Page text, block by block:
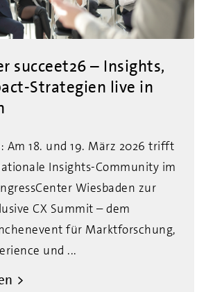
succeet26 – Insights,
Strategien live in
Am 18. und 19. März 2026 trifft
Insights-Community im
Wiesbaden zur
CX Summit – dem
für Marktforschung,
und ...